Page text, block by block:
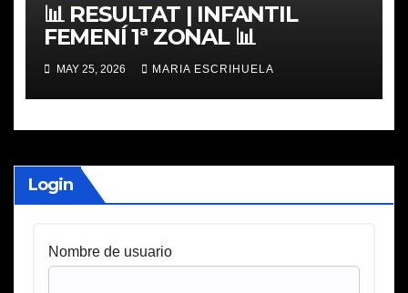
📊 RESULTAT | INFANTIL
FEMENÍ 1ª ZONAL 📊
MAY 25, 2026 MARIA ESCRIHUELA
Login
Nombre de usuario